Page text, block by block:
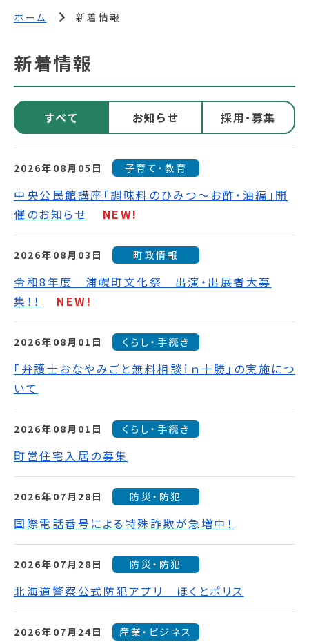
ホーム 新着情報
新着情報
すべて お知らせ 採用・募集
2026年08月05日 子育て・教育
中央公民館講座「調味料のひみつ～お酢・油編」開
催のお知らせ
NEW!
2026年08月03日 町政情報
令和8年度 浦幌町文化祭 出演・出展者大募
集！！
NEW!
2026年08月01日 くらし・手続き
「弁護士おなやみごと無料相談ｉｎ十勝」の実施につ
いて
2026年08月01日 くらし・手続き
町営住宅入居の募集
2026年07月28日 防災・防犯
国際電話番号による特殊詐欺が急増中！
2026年07月28日 防災・防犯
北海道警察公式防犯アプリ ほくとポリス
2026年07月24日 産業・ビジネス